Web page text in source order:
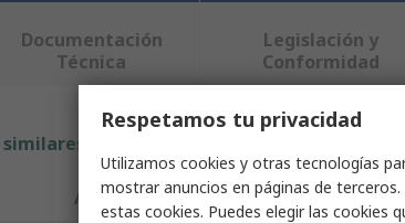
Documentación
Técnica
Legislación y
Conformidad
seleccionando uno o varios
Atributo
Respetamos tu privacidad
Utilizamos cookies y otras tecnologías
mostrar anuncios en páginas de
estas cookies. Puedes elegir las cookies